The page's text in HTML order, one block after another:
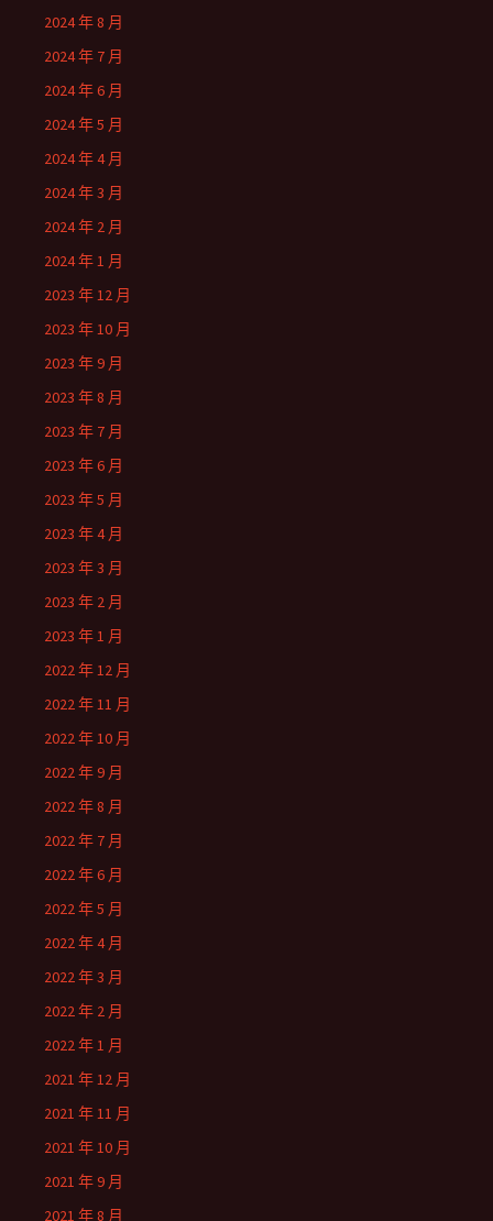
2024 年 8 月
2024 年 7 月
2024 年 6 月
2024 年 5 月
2024 年 4 月
2024 年 3 月
2024 年 2 月
2024 年 1 月
2023 年 12 月
2023 年 10 月
2023 年 9 月
2023 年 8 月
2023 年 7 月
2023 年 6 月
2023 年 5 月
2023 年 4 月
2023 年 3 月
2023 年 2 月
2023 年 1 月
2022 年 12 月
2022 年 11 月
2022 年 10 月
2022 年 9 月
2022 年 8 月
2022 年 7 月
2022 年 6 月
2022 年 5 月
2022 年 4 月
2022 年 3 月
2022 年 2 月
2022 年 1 月
2021 年 12 月
2021 年 11 月
2021 年 10 月
2021 年 9 月
2021 年 8 月